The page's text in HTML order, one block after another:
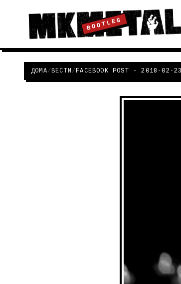
BOOTLEG
ДОМА/ВЕСТИ /FACEBOOK POST - 2018-02-23